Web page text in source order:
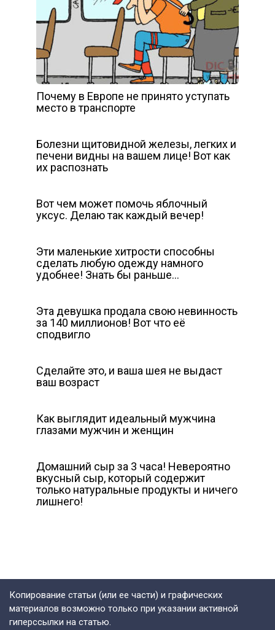
Почему в Европе не принято уступать
место в транспорте
Болезни щитовидной железы, легких и
печени видны на вашем лице! Вот как
их распознать
Вот чем может помочь яблочный
уксус. Делаю так каждый вечер!
Эти маленькие хитрости способны
сделать любую одежду намного
удобнее! Знать бы раньше…
Эта девушка продала свою невинность
за 140 миллионов! Вот что её
сподвигло
Сделайте это, и ваша шея не выдаст
ваш возраст
Как выглядит идеальный мужчина
глазами мужчин и женщин
Домашний сыр за 3 часа! Невероятно
вкусный сыр, который содержит
только натуральные продукты и ничего
лишнего!
Копирование статьи (или ее части) и графических
материалов возможно только при указании активной
гиперссылки на статью.